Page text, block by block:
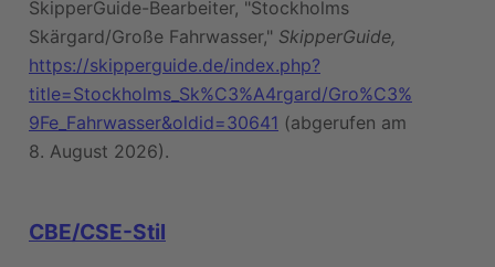
SkipperGuide-Bearbeiter, "Stockholms
Skärgard/Große Fahrwasser," SkipperGuide,
https://skipperguide.de/index.php?
title=Stockholms_Sk%C3%A4rgard/Gro%C3%
9Fe_Fahrwasser&oldid=30641 (abgerufen am
8. August 2026).
CBE/CSE-Stil